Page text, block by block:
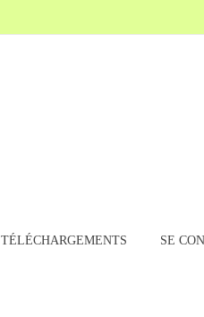
TÉLÉCHARGEMENTS SE